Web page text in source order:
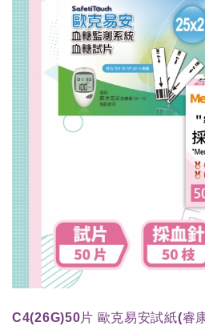
C4(26G)50片 歐克易安試紙(睿